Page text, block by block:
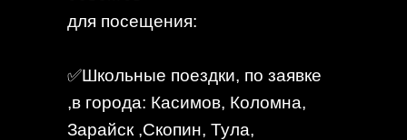
для посещения:
✅Школьные поездки, по заявке
,в города: Касимов, Коломна,
Зарайск ,Скопин, Тула,